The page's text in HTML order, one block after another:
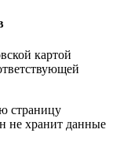
картой
страницу
не хранит данные